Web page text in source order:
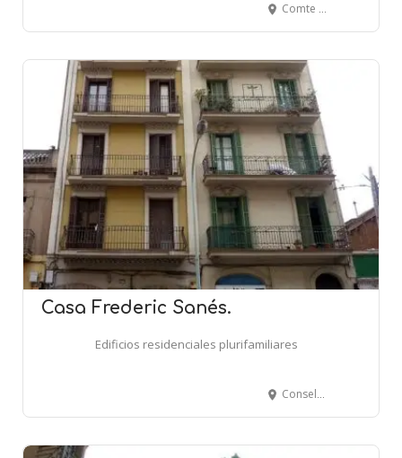
Comte Borrell, 74 - Floridablanca, 102-104 - BARCELONA
Casa Frederic Sanés.
Edificios residenciales plurifamiliares
Consell de Cent, 600 - BARCELONA